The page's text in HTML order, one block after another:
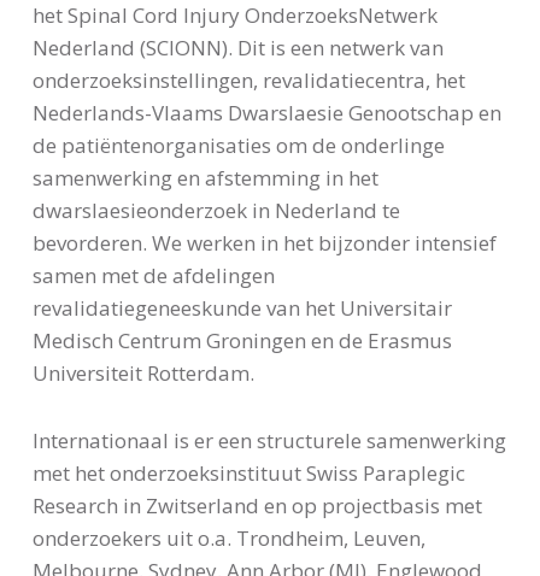
het Spinal Cord Injury OnderzoeksNetwerk
Nederland (SCIONN). Dit is een netwerk van
onderzoeksinstellingen, revalidatiecentra, het
Nederlands-Vlaams Dwarslaesie Genootschap en
de patiëntenorganisaties om de onderlinge
samenwerking en afstemming in het
dwarslaesieonderzoek in Nederland te
bevorderen. We werken in het bijzonder intensief
samen met de afdelingen
revalidatiegeneeskunde van het Universitair
Medisch Centrum Groningen en de Erasmus
Universiteit Rotterdam.
Internationaal is er een structurele samenwerking
met het onderzoeksinstituut Swiss Paraplegic
Research in Zwitserland en op projectbasis met
onderzoekers uit o.a. Trondheim, Leuven,